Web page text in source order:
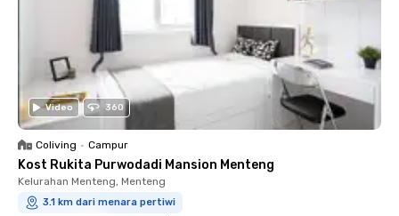
Video 360
Coliving • Campur
Kost Rukita Purwodadi Mansion Menteng
Kelurahan Menteng, Menteng
3.1 km dari menara pertiwi